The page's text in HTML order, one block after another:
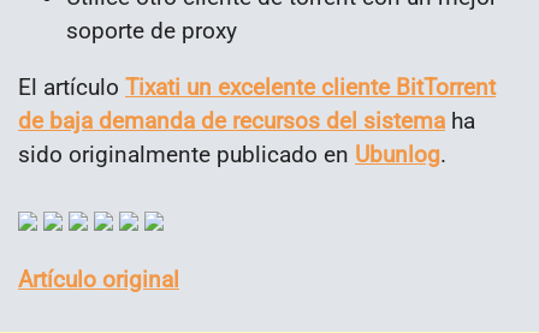
soporte de proxy
El artículo Tixati un excelente cliente BitTorrent
de baja demanda de recursos del sistema ha
sido originalmente publicado en Ubunlog.
Artículo original